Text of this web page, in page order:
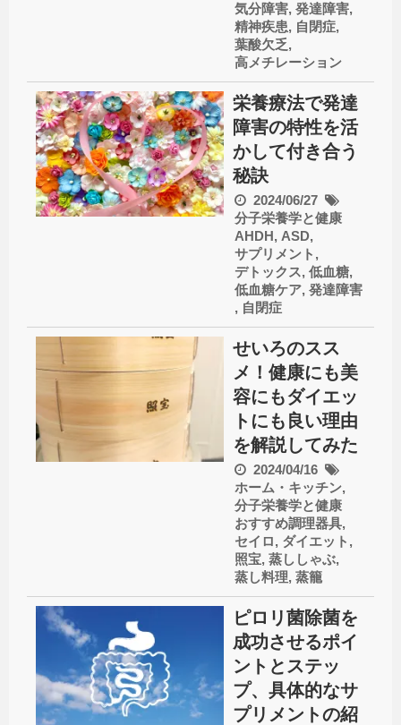
気分障害, 発達障害,
精神疾患, 自閉症,
葉酸欠乏,
高メチレーション
栄養療法で発達
障害の特性を活
かして付き合う
秘訣
2024/06/27
分子栄養学と健康
AHDH, ASD,
サプリメント ,
デトックス, 低血糖,
低血糖ケア, 発達障害
, 自閉症
せいろのスス
メ！健康にも美
容にもダイエッ
トにも良い理由
を解説してみた
2024/04/16
ホーム・キッチン,
分子栄養学と健康
おすすめ調理器具,
セイロ, ダイエット ,
照宝, 蒸ししゃぶ,
蒸し料理, 蒸籠
ピロリ菌除菌を
成功させるポイ
ントとステッ
プ、具体的なサ
プリメントの紹